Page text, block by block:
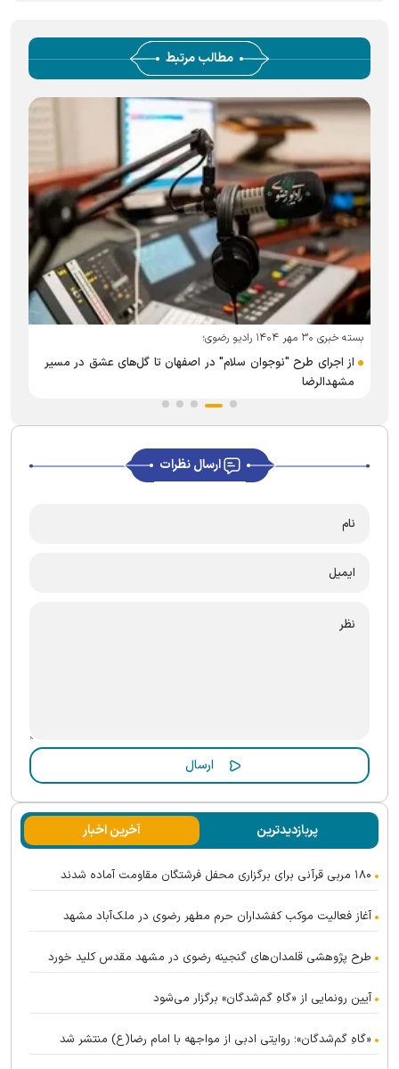
مطالب مرتبط
بسته خبری ۳۰ مهر ۱۴۰۴ رادیو رضوی؛
از اجرای طرح "نوجوان سلام" در اصفهان تا گل‌های عشق در مسیر
مشهدالرضا
ارسال نظرات
پربازدیدترین آخرین اخبار
۱۸۰ مربی قرآنی برای برگزاری محفل فرشتگان مقاومت آماده شدند
آغاز فعالیت موکب کفشداران حرم مطهر رضوی در ملک‌آباد مشهد
طرح پژوهشی قلمدان‌های گنجینه رضوی در مشهد مقدس کلید خورد
آیین رونمایی از «گاهِ گم‌شدگان» برگزار می‌شود
«گاهِ گم‌شدگان»؛ روایتی ادبی از مواجهه با امام رضا(ع) منتشر شد